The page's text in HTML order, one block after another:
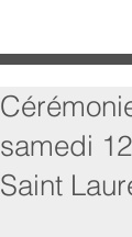
samedi
Saint